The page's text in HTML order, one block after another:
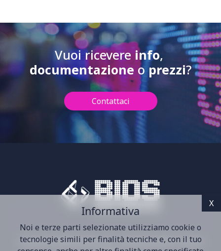
Vuoi ricevereinfo,
documentazioneoprezzi?
Contattaci
Via dei Castelli Romani, 59 - Pomezia 00071 Roma
Informativa
Noi e terze parti selezionate utilizziamo cookie o
tecnologie simili per finalità tecniche e, con il tuo